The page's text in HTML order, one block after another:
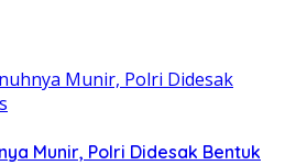
Munir, Polri Didesak Bentuk